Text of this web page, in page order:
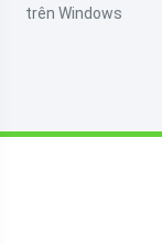
trên Windows